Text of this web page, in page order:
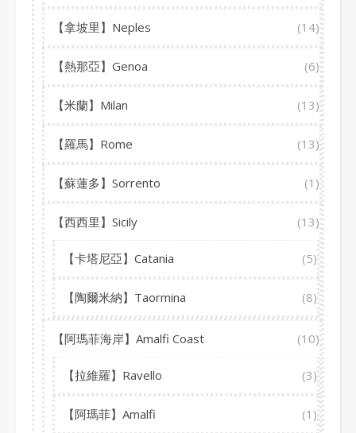
【拿坡里】Neples (14)
【熱那亞】Genoa (6)
【米蘭】Milan (13)
【羅馬】Rome (13)
【蘇蓮多】Sorrento (1)
【西西里】Sicily (13)
【卡塔尼亞】Catania (5)
【陶爾米納】Taormina (8)
【阿瑪菲海岸】Amalfi Coast (10)
【拉維羅】Ravello (3)
【阿瑪菲】Amalfi (1)